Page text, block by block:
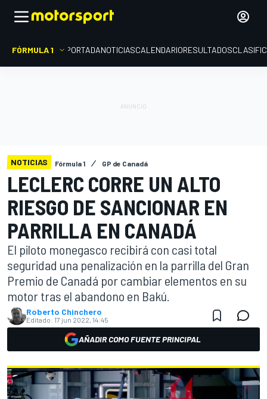
FÓRMULA 1 PORTADANOTICIASCALENDARIORESULTADOS
NOTICIAS Fórmula 1 GP de Canadá
LECLERC CORRE UN ALTO
RIESGO DE SANCIONAR EN
PARRILLA EN CANADÁ
El piloto monegasco recibirá con casi total
seguridad una penalización en la parrilla del Gran
Premio de Canadá por cambiar elementos en su
motor tras el abandono en Bakú.
Roberto Chinchero
Editado: 17 jun 2022, 14:45
AÑADIR COMO FUENTE PRINCIPAL